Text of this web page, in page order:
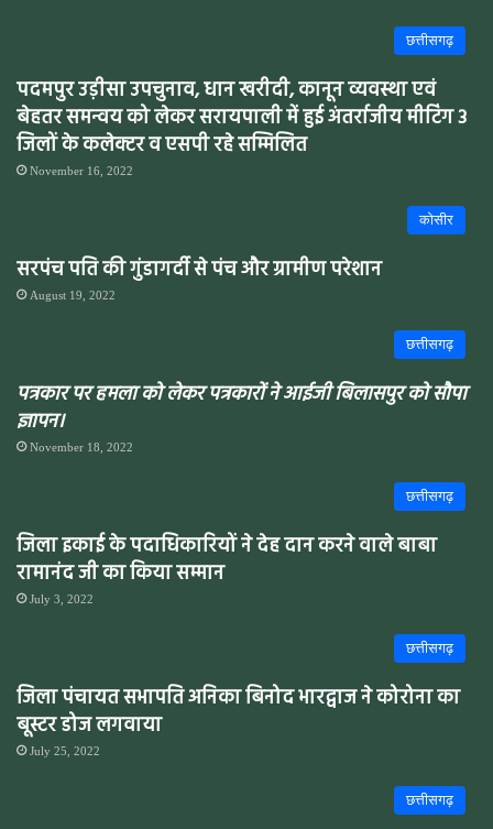
छत्तीसगढ़
पदमपुर उड़ीसा उपचुनाव, धान खरीदी, कानून व्यवस्था एवं
बेहतर समन्वय को लेकर सरायपाली में हुई अंतर्राजीय मीटिंग 3
जिलों के कलेक्टर व एसपी रहे सम्मिलित
November 16, 2022
कोसीर
सरपंच पति की गुंडागर्दी से पंच और ग्रामीण परेशान
August 19, 2022
छत्तीसगढ़
पत्रकार पर हमला को लेकर पत्रकारों ने आईजी बिलासपुर को सौपा
ज्ञापन।
November 18, 2022
छत्तीसगढ़
जिला इकाई के पदाधिकारियों ने देह दान करने वाले बाबा
रामानंद जी का किया सम्मान
July 3, 2022
छत्तीसगढ़
जिला पंचायत सभापति अनिका बिनोद भारद्वाज ने कोरोना का
बूस्टर डोज लगवाया
July 25, 2022
छत्तीसगढ़